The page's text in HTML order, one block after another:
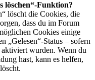
löschen“-Funktion?
löscht die Cookies, die
dass du im Forum
Cookies einige
„Gelesen“-Status – sofern
wurden. Wenn du
hast, kann es helfen,